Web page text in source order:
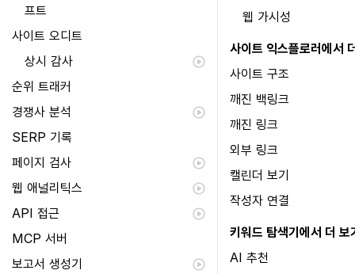
프트
사이트 오디트
상시 감사
순위 트래커
경쟁사 분석
SERP 기록
페이지 검사
웹 애널리틱스
API 접근
MCP 서버
보고서 생성기
웹 가시성
사이트 익스플로러에서
사이트 구조
깨진 백링크
깨진 링크
외부 링크
캘린더 보기
작성자 연결
키워드 탐색기에서 더 보
AI 추천